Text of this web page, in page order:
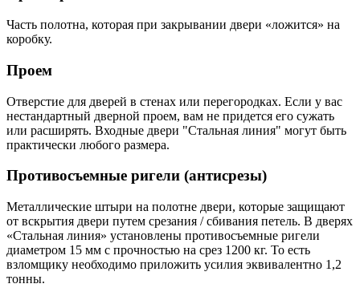
Часть полотна, которая при закрывании двери «ложится» на
коробку.
Проем
Отверстие для дверей в стенах или перегородках. Если у вас
нестандартный дверной проем, вам не придется его сужать
или расширять. Входные двери "Стальная линия" могут быть
практически любого размера.
Противосъемные ригели (антисрезы)
Металлические штыри на полотне двери, которые защищают
от вскрытия двери путем срезания / сбивания петель. В дверях
«Стальная линия» установлены противосъемные ригели
диаметром 15 мм с прочностью на срез 1200 кг. То есть
взломщику необходимо приложить усилия эквивалентно 1,2
тонны.